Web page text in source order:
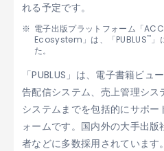
れる予定です。
電子出版プラットフォーム「
Ecosystem」は、「PUBLUS™ 」
た。
「PUBLUS」は、電子書籍ビ
告配信システム、売上管理シ
システムまでを包括的にサポー
ォームです。国内外の大手出
者などに多数採用されています